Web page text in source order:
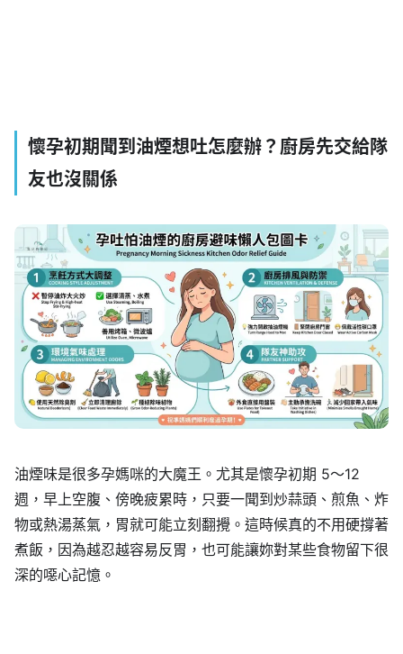
懷孕初期聞到油煙想吐怎麼辦？廚房先交給隊
友也沒關係
油煙味是很多孕媽咪的大魔王。尤其是懷孕初期 5～12
週，早上空腹、傍晚疲累時，只要一聞到炒蒜頭、煎魚、炸
物或熱湯蒸氣，胃就可能立刻翻攪。這時候真的不用硬撐著
煮飯，因為越忍越容易反胃，也可能讓妳對某些食物留下很
深的噁心記憶。